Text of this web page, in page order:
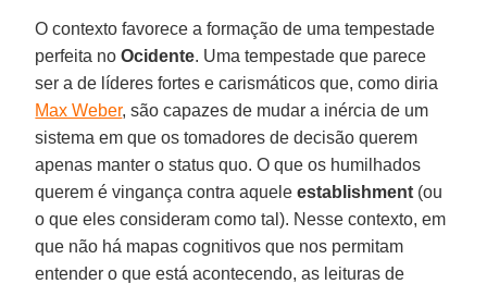
O contexto favorece a formação de uma tempestade
perfeita noOcidente. Uma tempestade que parece
ser a de líderes fortes e carismáticos que, como diria
Max Weber, são capazes de mudar a inércia de um
sistema em que os tomadores de decisão querem
apenas manter o status quo. O que os humilhados
querem é vingança contra aqueleestablishment (ou
o que eles consideram como tal). Nesse contexto, em
que não há mapas cognitivos que nos permitam
entender o que está acontecendo, as leituras de